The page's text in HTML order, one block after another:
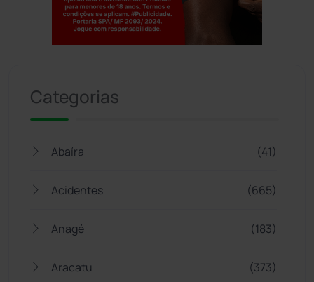
Categorias
Abaíra (41)
Acidentes (665)
Anagé (183)
Aracatu (373)